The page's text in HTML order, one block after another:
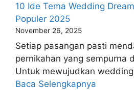
10 Ide Tema Wedding
Populer 2025
November 26, 2025
Setiap pasangan pasti
pernikahan yang sempurna
Untuk mewujudkan
Baca Selengkapnya